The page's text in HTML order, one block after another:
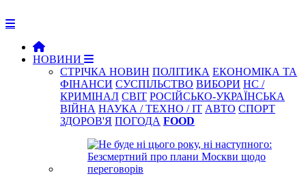
НОВИНИ
СТРІЧКА НОВИН ПОЛІТИКА ЕКОНОМІКА ТА
ФІНАНСИ СУСПІЛЬСТВО ВИБОРИ НС /
КРИМІНАЛ СВІТ РОСІЙСЬКО-УКРАЇНСЬКА
ВІЙНА НАУКА / ТЕХНО / IT АВТО СПОРТ
ЗДОРОВ'Я ПОГОДА FOOD